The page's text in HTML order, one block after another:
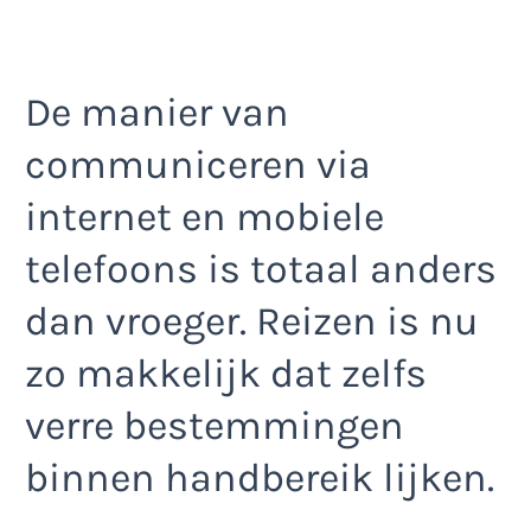
De manier van
communiceren via
internet en mobiele
telefoons is totaal anders
dan vroeger. Reizen is nu
zo makkelijk dat zelfs
verre bestemmingen
binnen handbereik lijken.